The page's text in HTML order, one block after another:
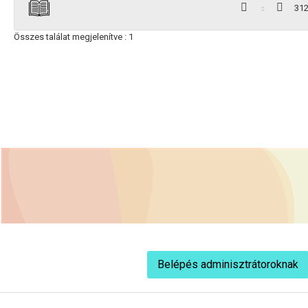
312
Összes találat megjelenítve : 1
Belépés adminisztrátoroknak